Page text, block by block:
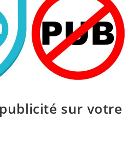
sur votre